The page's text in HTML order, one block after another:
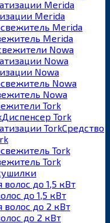
Merida
Merida
Nowa
Nowa
Nowa
Tork
Диспенсер Tork
Средство
Tork
до 1,5 кВт
до 2 кВт